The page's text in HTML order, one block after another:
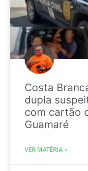
Costa
dupla
com cartão
Guamaré
VER MATÉRIA »